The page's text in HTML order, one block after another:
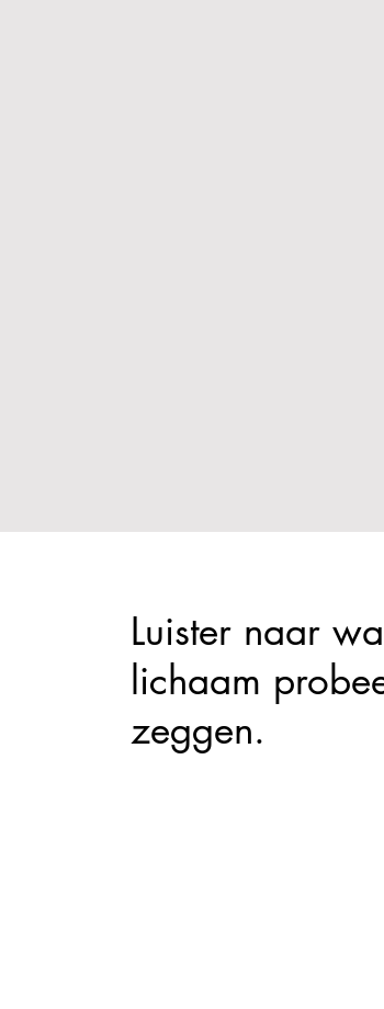
Luister naar
lichaam
zeggen.